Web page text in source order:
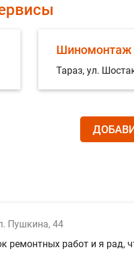
Шиномонтаж
Тараз, ул.
Пушкина, 44
ремонтных работ и я рад,